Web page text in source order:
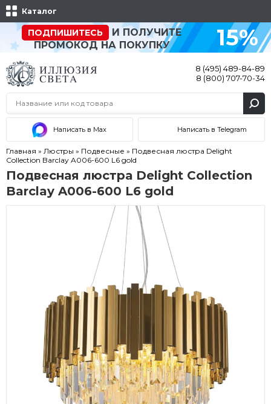
Каталог
ПОДПИШИТЕСЬ
И ПОЛУЧИТЕ
ПРОМОКОД НА ПОКУПКУ
15%
8 (495) 489-84-89
8 (800) 707-70-34
Написать в Max Написать в Telegram
Главная » Люстры » Подвесные » Подвесная люстра Delight
Collection Barclay A006-600 L6 gold
Подвесная люстра Delight Collection
Barclay A006-600 L6 gold